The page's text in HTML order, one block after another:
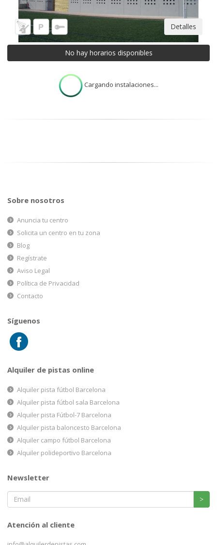
Detalles
No hay horarios disponibles
Cargando instalaciones...
Sobre nosotros
Anuncia tu centro
Solicita un centro en tu zona
Blog
Regístrate
Aviso Legal
Política de Privacidad
Contacto
Síguenos
Alquiler de pistas online
Alquiler pista fútbol Barcelona
Alquiler pista fútbol sala Barcelona
Alquiler pista Fútbol-7 Barcelona
Alquiler pista baloncesto Barcelona
Alquiler campo fútbol Barcelona
Alquiler polideportivo Barcelona
Newsletter
>
Atención al cliente